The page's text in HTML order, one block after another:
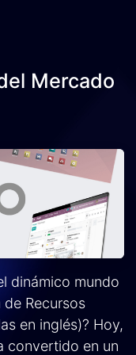
Mercado
dinámico mundo
Recursos
en inglés)? Hoy,
convertido en un